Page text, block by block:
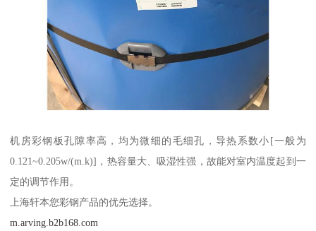
机房彩钢板孔隙率高，均为微细的毛细孔，导热系数小[一般为
0.121~0.205w/(m.k)]，热容量大、吸湿性强，故能对室内温度起到一
定的调节作用。
上海轩本您彩钢产品的优先选择。
m.arving.b2b168.com